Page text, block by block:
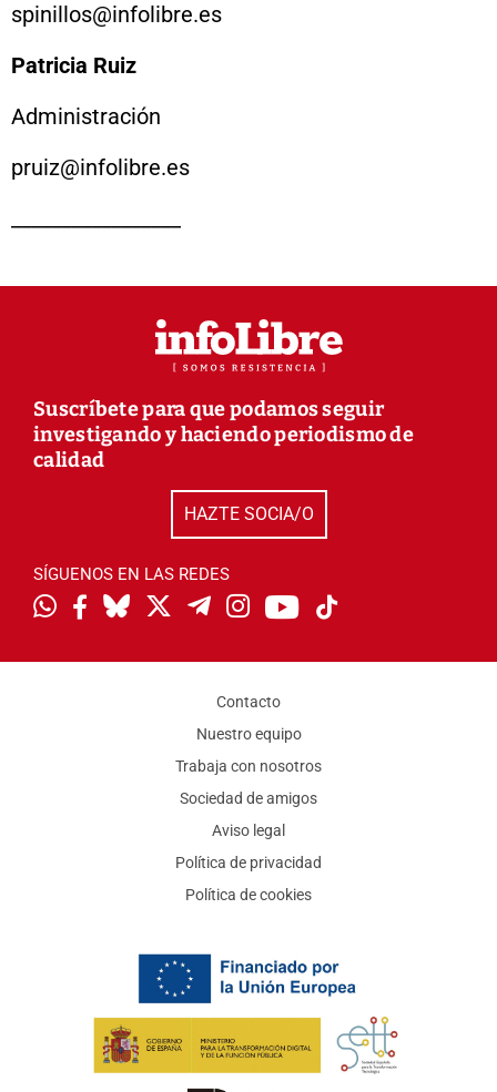
spinillos@infolibre.es
Patricia Ruiz
Administración
pruiz@infolibre.es
Suscríbete para que podamos seguir
investigando y haciendo periodismo de
calidad
HAZTE SOCIA/O
SÍGUENOS EN LAS REDES
Contacto
Nuestro equipo
Trabaja con nosotros
Sociedad de amigos
Aviso legal
Política de privacidad
Política de cookies